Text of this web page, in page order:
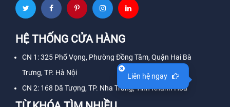
HỆ THỐNG CỬA HÀNG
CN 1: 325 Phố Vọng, Phường Đồng Tâm, Quận Hai Bà
Trưng, TP. Hà Nội
CN 2: 168 Dã Tượng, TP. Nha Trang, Tỉnh Khánh Hòa
Liên hệ ngay